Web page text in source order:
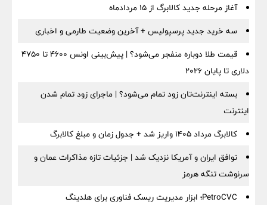
آغاز مرحله جدید کالابرگ از ۱۵ مردادماه
سه خرید جدید پرسپولیس + آخرین وضعیت طارمی و اخباری
قیمت طلا دوباره منفجر می‌شود؟ | پیش‌بینی اونس ۴۶۰۰ تا ۴۷۵۰
دلاری تا پایان ۲۰۲۶
بسته اینترنت‌تان زود تمام می‌شود؟ | ماجرای زود تمام شدن
اینترنت
کالابرگ مرداد ۱۴۰۵ واریز شد + جدول زمان و مبلغ کالابرگ
توافق ایران و آمریکا نزدیک شد | جزئیات تازه مذاکرات عمان و
سرنوشت تنگه هرمز
PetroCVC؛ ابزار مدیریت ریسک فناوری برای هلدینگ